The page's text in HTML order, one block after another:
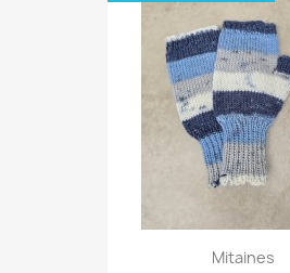
Mitaines